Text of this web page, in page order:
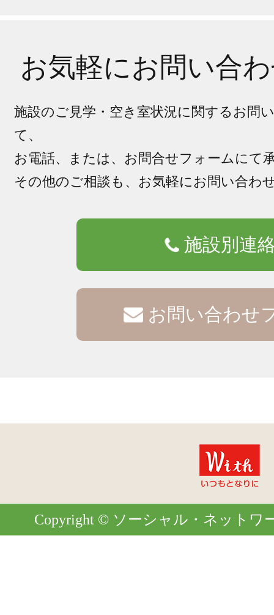
お気軽にお問い合
施設のご見学・空き室状況に関するお問
て、
お電話、または、お問合せフォームにて
その他のご相談も、お気軽にお問い合わ
施設別連
お問い合わせ
Copyright © ソーシャル・ネットワ